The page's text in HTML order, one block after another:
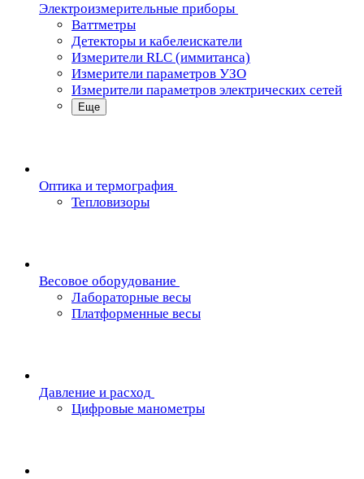
Электроизмерительные приборы
Ваттметры
Детекторы и кабелеискатели
Измерители RLC (иммитанса)
Измерители параметров УЗО
Измерители параметров электрических сетей
Еще
Oптика и термография
Тепловизоры
Весовое оборудование
Лабораторные весы
Платформенные весы
Давление и расход
Цифровые манометры